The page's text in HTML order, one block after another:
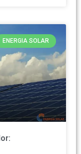
ENERGIA SOLAR